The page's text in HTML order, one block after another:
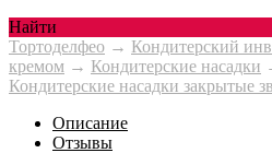
Найти
Тортоделфео → Кондитерский
кремом → Кондитерские насадки
Кондитерские насадки закрытые
Описание
Отзывы